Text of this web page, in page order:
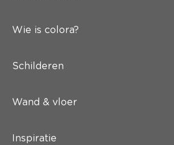
Wie is colora?
Schilderen
Wand & vloer
Inspiratie